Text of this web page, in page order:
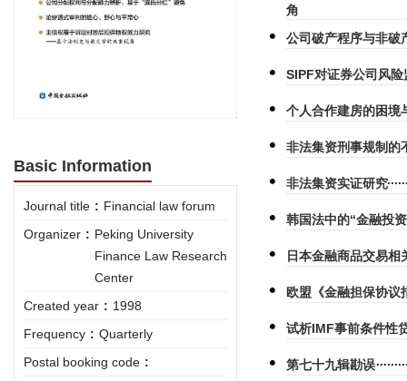
Basic Information
Journal title : Financial law forum
Organizer : Peking University
Finance Law Research
Center
Created year : 1998
Frequency : Quarterly
Postal booking code :
角
公司破产程序与非破
SIPF对证券公司风
个人合作建房的困
非法集资刑事规制的
非法集资实证研究
韩国法中的“金融投
日本金融商品交易
欧盟《金融担保协议
试析IMF事前条件性
第七十九辑勘误